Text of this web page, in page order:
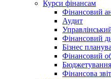
Курси фінансам
Фінансовий
Аудит
Фінансовий
Бізнес
Фінансовий
Бюджетування
Фінансова